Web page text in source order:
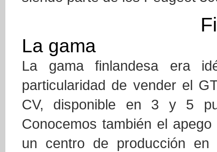
La gama
La gama finlandesa era
particularidad de vender el
CV, disponible en 3 y 5
Conocemos también el
un centro de producción